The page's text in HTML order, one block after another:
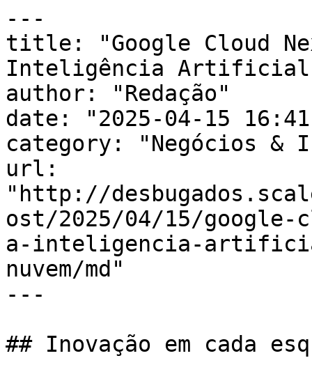
---
title: "Google Cloud
Inteligência Artificial e
author: "Redação"
date: "2025-04-15
category: "Negócios &
url:
"http://
ost/2025/04/15/google-
a-inteligencia-
nuvem/md"
---
## Inovação em cada